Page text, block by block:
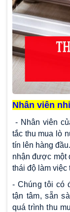
Nhân viên
- Nhân viên
tắc thu mua lò
tín lên hàng
nhận được một
thái độ làm việc
- Chúng tôi có
tận tâm, sẵn
quá trình thu